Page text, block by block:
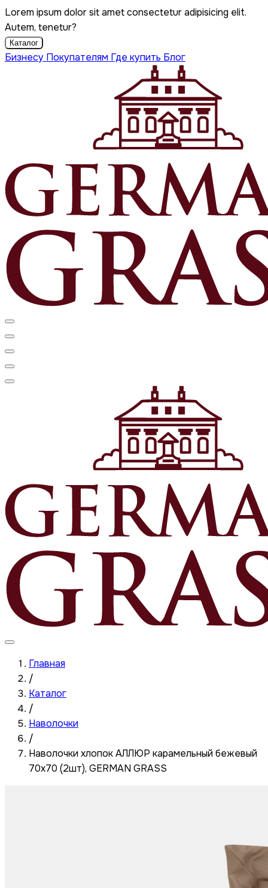
Lorem ipsum dolor sit amet consectetur adipisicing elit.
Autem, tenetur?
Каталог
Бизнесу Покупателям Где купить Блог
Главная
/
Каталог
/
Наволочки
/
Наволочки хлопок АЛЛЮР карамельный бежевый
70x70 (2шт), GERMAN GRASS